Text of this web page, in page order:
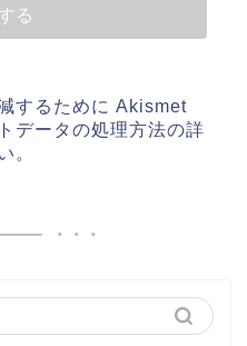
するために Akismet
データの処理方法の詳
。